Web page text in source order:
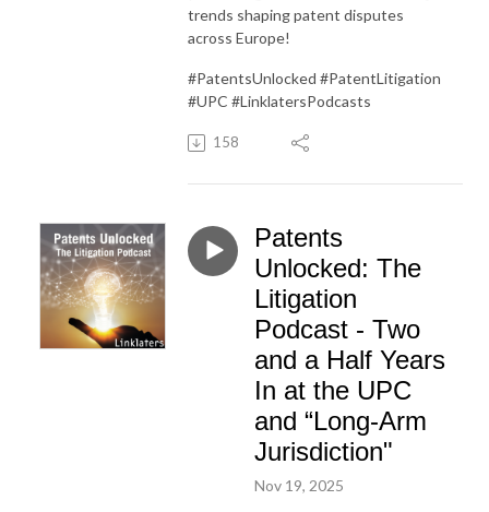
trends shaping patent disputes
across Europe!
#PatentsUnlocked #PatentLitigation
#UPC #LinklatersPodcasts
158
Patents
Unlocked: The
Litigation
Podcast - Two
and a Half Years
In at the UPC
and “Long-Arm
Jurisdiction"
Nov 19, 2025